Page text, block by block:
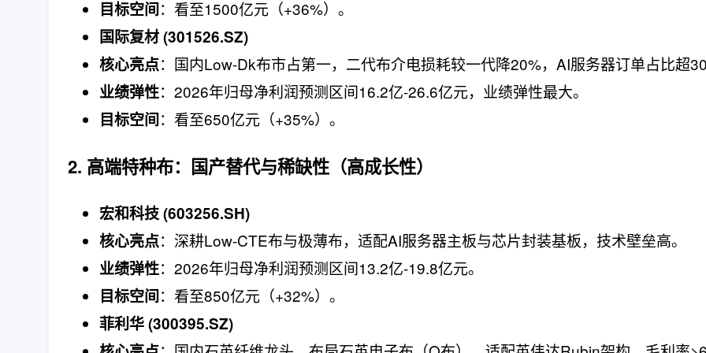
目标空间：看至1500亿元（+36%）。
国际复材 (301526.SZ)
核心亮点：国内Low-Dk布市占第一，二代布介电损耗较一代降20%，AI服务器订单占比超
业绩弹性：2026年归母净利润预测区间16.2亿-26.6亿元，业绩弹性最大。
目标空间：看至650亿元（+35%）。
2. 高端特种布：国产替代与稀缺性（高成长性）
宏和科技 (603256.SH)
核心亮点：深耕Low-CTE布与极薄布，适配AI服务器主板与芯片封装基板，技术壁垒高。
业绩弹性：2026年归母净利润预测区间13.2亿-19.8亿元。
目标空间：看至850亿元（+32%）。
菲利华 (300395.SZ)